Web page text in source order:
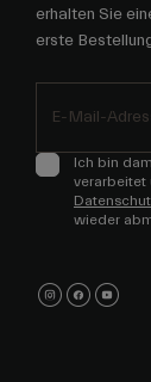
erhalten Sie
erste
Ich bin
verarbeitet
wieder